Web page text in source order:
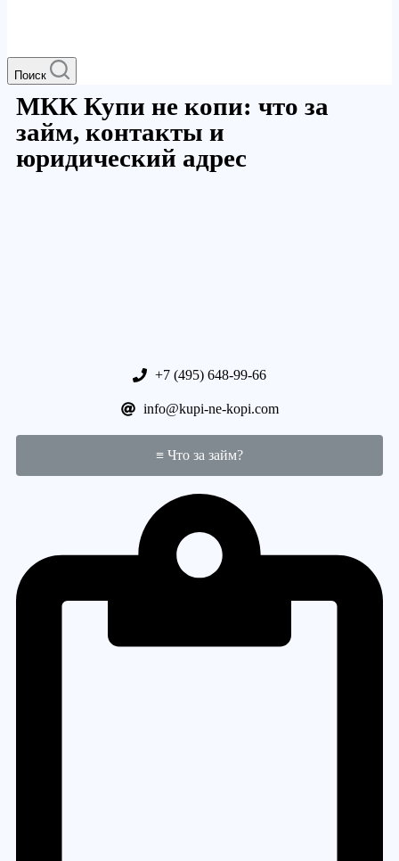
Поиск
МКК Купи не копи: что за
займ, контакты и
юридический адрес
+7 (495) 648-99-66
info@kupi-ne-kopi.com
≡ Что за займ?